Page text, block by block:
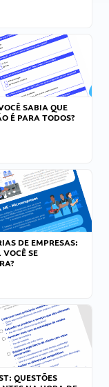
SABIA QUE
É PARA TODOS?
DE EMPRESAS:
SE
QUESTÕES